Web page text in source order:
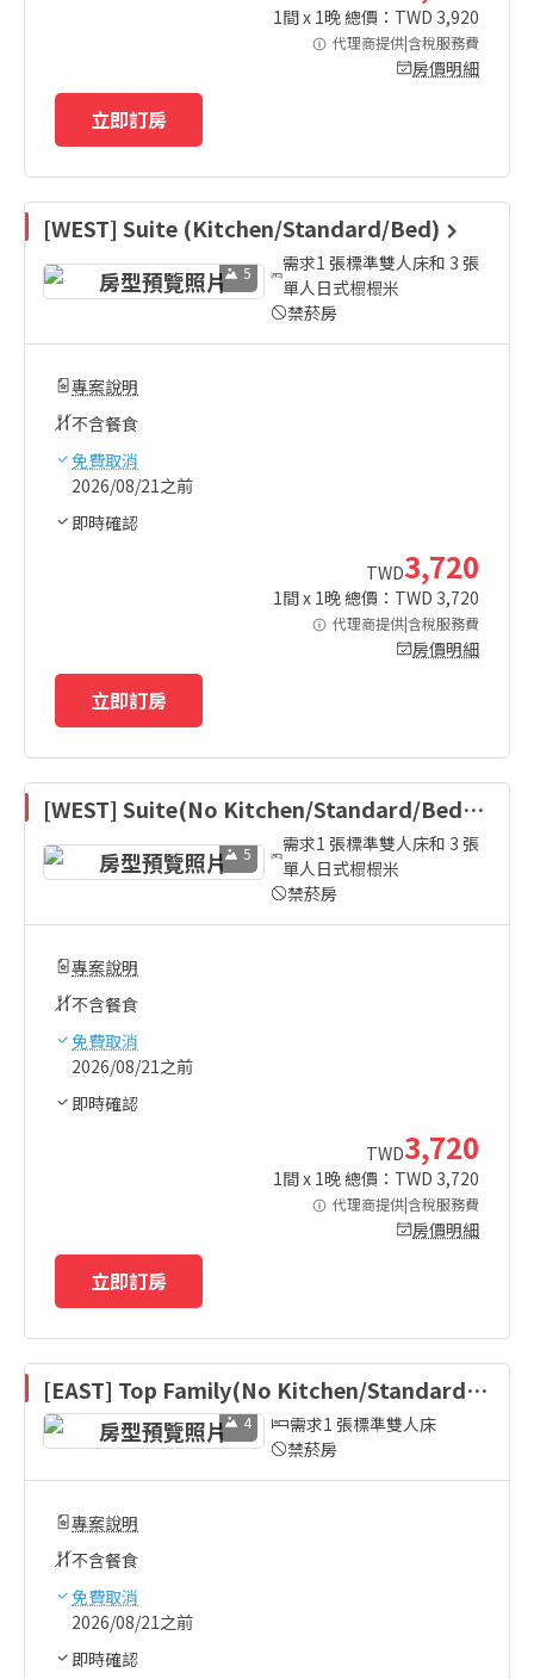
1間 x 1晚 總價：TWD 3,920
代理商提供|含稅服務費
房價明細
立即訂房
[WEST] Suite (Kitchen/Standard/Bed)
5
需求1 張標準雙人床和 3 張
單人日式榻榻米
禁菸房
專案說明
不含餐食
免費取消
2026/08/21之前
即時確認
TWD3,720
1間 x 1晚 總價：TWD 3,720
代理商提供|含稅服務費
房價明細
立即訂房
[WEST] Suite(No Kitchen/Standard/Bed)
5
需求1 張標準雙人床和 3 張
單人日式榻榻米
禁菸房
專案說明
不含餐食
免費取消
2026/08/21之前
即時確認
TWD3,720
1間 x 1晚 總價：TWD 3,720
代理商提供|含稅服務費
房價明細
立即訂房
[EAST] Top Family(No Kitchen/Standard/B
ed)
4
需求1 張標準雙人床
禁菸房
專案說明
不含餐食
免費取消
2026/08/21之前
即時確認